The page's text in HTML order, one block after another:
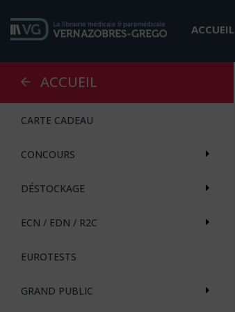
ACCUEIL
ACCUEIL
CARTE CADEAU
CONCOURS
DÉSTOCKAGE
ECN / EDN / R2C
EUROTESTS
GRAND PUBLIC